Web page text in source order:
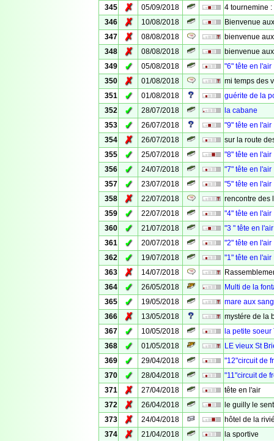
345
✗ 05/09/2018
4 tournemine
346
✗ 10/08/2018
Bienvenue
347
✗ 08/08/2018
bienvenue
348
✗ 08/08/2018
bienvenue
349
✓ 05/08/2018
"6" tête en l'air
350
✗ 01/08/2018
mi temps des
351
✓ 01/08/2018
guérite de la
352
✓ 28/07/2018
la cabane
353
✓ 26/07/2018
"9" tête en l'air
354
✗ 26/07/2018
sur la route
355
✓ 25/07/2018
"8" tête en l'air
356
✓ 24/07/2018
"7" tête en l'air
357
✓ 23/07/2018
"5" tête en l'air
358
✗ 22/07/2018
rencontre des
359
✓ 22/07/2018
"4" tête en l'air
360
✓ 21/07/2018
"3 " tête en
361
✓ 20/07/2018
"2" tête en l'air
362
✓ 19/07/2018
"1" tête en l'air
363
✗ 14/07/2018
364
✓ 26/05/2018
Multi de la
365
✓ 19/05/2018
mare aux
366
✗ 13/05/2018
mystére de la
367
✓ 10/05/2018
la petite soeur
368
✓ 01/05/2018
LE vieux St
369
✓ 29/04/2018
"12"circuit de
370
✓ 28/04/2018
"11"circuit de
371
✗ 27/04/2018
tête en l'air
372
✗ 26/04/2018
le guilly le
373
✗ 24/04/2018
hôtel de la
374
✗ 21/04/2018
la sportive